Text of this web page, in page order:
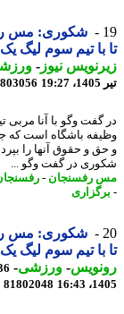
شکوری: مس
تیم سوم لیگ یک
نیوز-ورزشی-
81803056
وگو با آنا مربی
باشگاه است که جواب
و حقوق آنها را
در گفت وگو ...
رفسنجان-رفسنجان-
شکوری: مس
تیم سوم لیگ یک
-ورزشی-
81802048